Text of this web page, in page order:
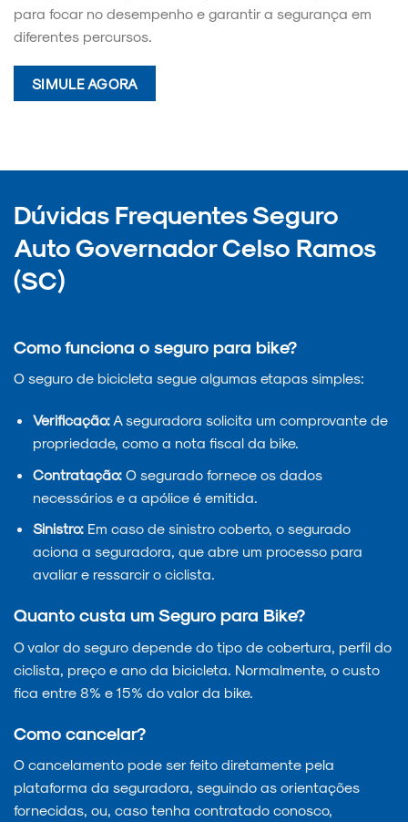
para focar no desempenho e garantir a segurança em
diferentes percursos.
SIMULE AGORA
Dúvidas Frequentes Seguro
Auto Governador Celso Ramos
(SC)
Como funciona o seguro para bike?
O seguro de bicicleta segue algumas etapas simples:
Verificação:A seguradora solicita um comprovante de
propriedade, como a nota fiscal da bike.
Contratação:O segurado fornece os dados
necessários e a apólice é emitida.
Sinistro:Em caso de sinistro coberto, o segurado
aciona a seguradora, que abre um processo para
avaliar e ressarcir o ciclista.
Quanto custa um Seguro para Bike?
O valor do seguro depende do tipo de cobertura, perfil do
ciclista, preço e ano da bicicleta. Normalmente, o custo
fica entre 8% e 15% do valor da bike.
Como cancelar?
O cancelamento pode ser feito diretamente pela
plataforma da seguradora, seguindo as orientações
fornecidas, ou, caso tenha contratado conosco,